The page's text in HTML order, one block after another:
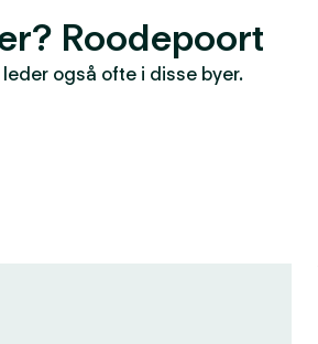
Roodepoort
også ofte i disse byer.